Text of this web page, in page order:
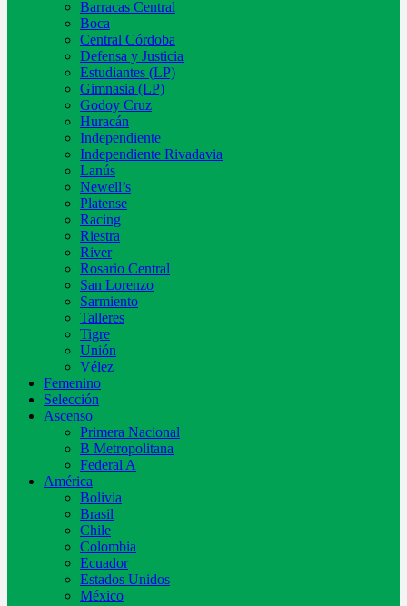
Barracas Central
Boca
Central Córdoba
Defensa y Justicia
Estudiantes (LP)
Gimnasia (LP)
Godoy Cruz
Huracán
Independiente
Independiente Rivadavia
Lanús
Newell’s
Platense
Racing
Riestra
River
Rosario Central
San Lorenzo
Sarmiento
Talleres
Tigre
Unión
Vélez
Femenino
Selección
Ascenso
Primera Nacional
B Metropolitana
Federal A
América
Bolivia
Brasil
Chile
Colombia
Ecuador
Estados Unidos
México